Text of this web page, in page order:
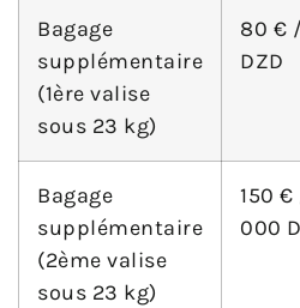
Bagage
supplémentaire
(1ère valise
sous 23 kg)
80 €
DZD
Bagage
supplémentaire
(2ème valise
sous 23 kg)
150
000